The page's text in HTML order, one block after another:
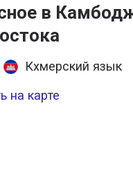
в
Кхмерский язык
на карте